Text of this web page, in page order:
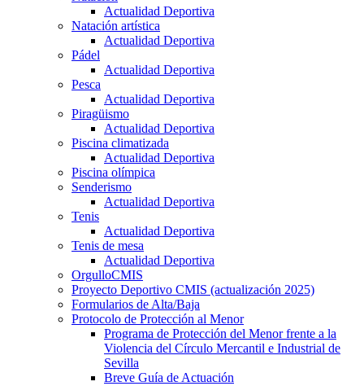
Actualidad Deportiva
Natación artística
Actualidad Deportiva
Pádel
Actualidad Deportiva
Pesca
Actualidad Deportiva
Piragüismo
Actualidad Deportiva
Piscina climatizada
Actualidad Deportiva
Piscina olímpica
Senderismo
Actualidad Deportiva
Tenis
Actualidad Deportiva
Tenis de mesa
Actualidad Deportiva
OrgulloCMIS
Proyecto Deportivo CMIS (actualización 2025)
Formularios de Alta/Baja
Protocolo de Protección al Menor
Programa de Protección del Menor frente a la
Violencia del Círculo Mercantil e Industrial de
Sevilla
Breve Guía de Actuación